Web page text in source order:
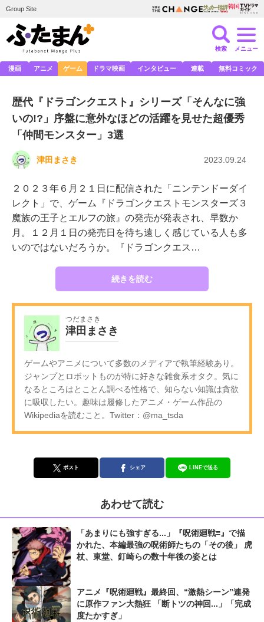
Group Site
検索 メニュー
漫画 アニメ ゲーム ドラマ映画 インタビュー 連載 無料コミック
歴代『ドラゴンクエスト』シリーズ「そんなに強
いの!?」序盤に意外なほどの活躍を見せた超優秀
「仲間モンスター」3選
津田まさき 2023.09.24
２０２３年６月２１日に配信された「ニンテンドーダイ
レクト」で、ゲーム『ドラゴンクエストモンスターズ３
魔族の王子とエルフの旅』の発売が発表され、早数か
月。１２月１日の発売日を待ち遠しく感じている人も多
いのではないだろうか。『ドラゴンクエス…
続きを読む
つだまさき
津田まさき
ゲームやアニメについて多数のメディアで執筆経験あり。
ジャンプとロボットものが特に好きな雑食系オタク。気に
なるところはとことん調べる性格で、知らない知識は貪欲
に吸収したい。趣味は履修したアニメ・ゲーム作品の
Wikipediaを読むこと。Twitter：@ma_tsda
ポスト シェア LINEで送る
あわせて読む
「あまりにも強すぎる...」『呪術廻戦≡』で描
かれた、本編最強の呪術師たちの「その後」 虎
杖、東堂、釘崎らの数十年後の姿とは
アニメ『呪術廻戦』最終回、“激熱シーン”連発
に原作ファン大熱狂 「断トツの神回...」「完成
度たかすぎ」